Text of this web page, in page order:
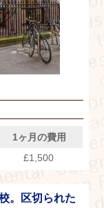
1ヶ月の費用
£1,500
。区切られた